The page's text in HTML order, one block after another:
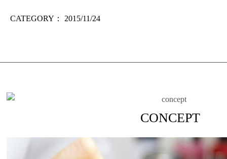
CATEGORY： 2015/11/24
CONCEPT